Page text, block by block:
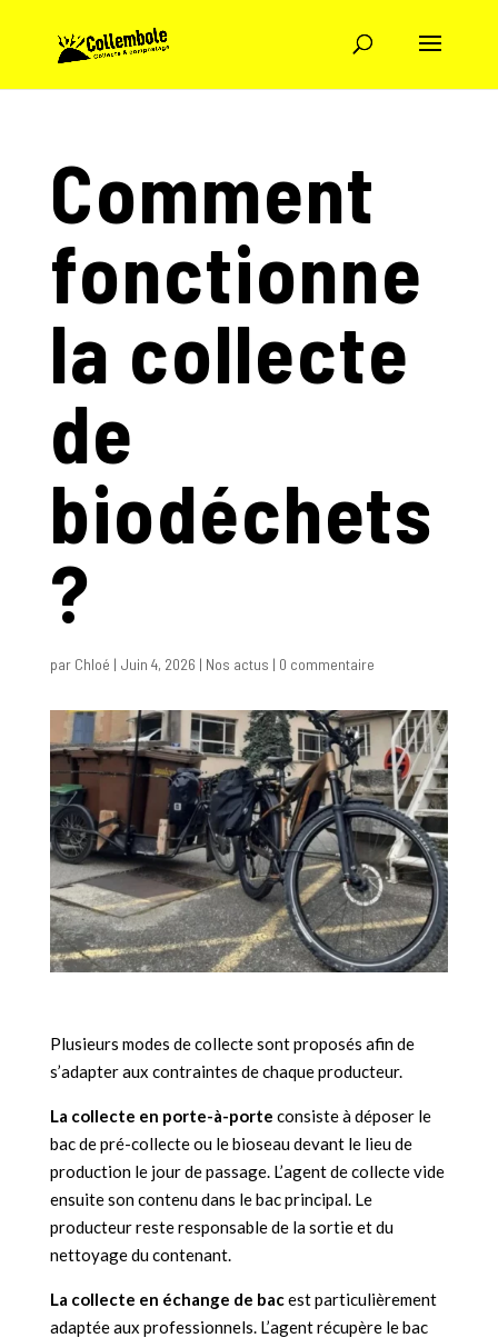
Comment
fonctionne
la collecte
de
biodéchets
?
par Chloé | Juin 4, 2026 | Nos actus | 0 commentaire
Plusieurs modes de collecte sont proposés afin de
s’adapter aux contraintes de chaque producteur.
La collecte en porte-à-porte consiste à déposer le
bac de pré-collecte ou le bioseau devant le lieu de
production le jour de passage. L’agent de collecte vide
ensuite son contenu dans le bac principal. Le
producteur reste responsable de la sortie et du
nettoyage du contenant.
La collecte en échange de bacest particulièrement
adaptée aux professionnels. L’agent récupère le bac